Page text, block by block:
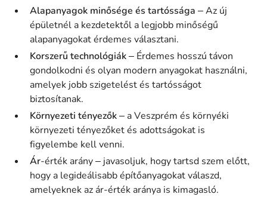
Alapanyagok minősége és tartóssága – Az új
épületnél a kezdetektől a legjobb minőségű
alapanyagokat érdemes választani.
Korszerű technológiák– Érdemes hosszú távon
gondolkodni és olyan modern anyagokat használni,
amelyek jobb szigetelést és tartósságot
biztosítanak.
Környezeti tényezők– a Veszprém és környéki
környezeti tényezőket és adottságokat is
figyelembe kell venni.
Ár-érték arány – javasoljuk, hogy tartsd szem előtt,
hogy a legideálisabb építőanyagokat válaszd,
amelyeknek az ár-érték aránya is kimagasló.